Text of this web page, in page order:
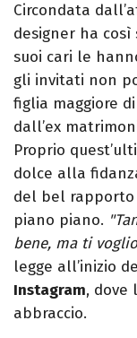
Circondata
designer ha
suoi cari le
gli invitati non
figlia maggiore
dall’ex
Proprio
dolce alla
del bel rapporto
piano piano.
bene, ma ti
legge all’inizio
Instagram, dove
abbraccio.